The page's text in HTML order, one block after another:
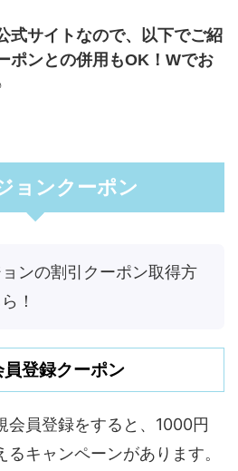
式サイトなので、以下でご紹
ポンとの併用もOK！Wでお
ョンクーポン
ンの割引クーポン取得方
！
員登録クーポン
会員登録をすると、1000円
キャンペーンがあります。